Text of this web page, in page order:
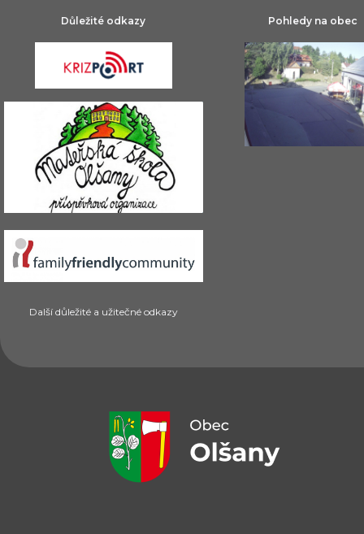
Důležité odkazy
Další důležité a užitečné odkazy
Pohledy na obec